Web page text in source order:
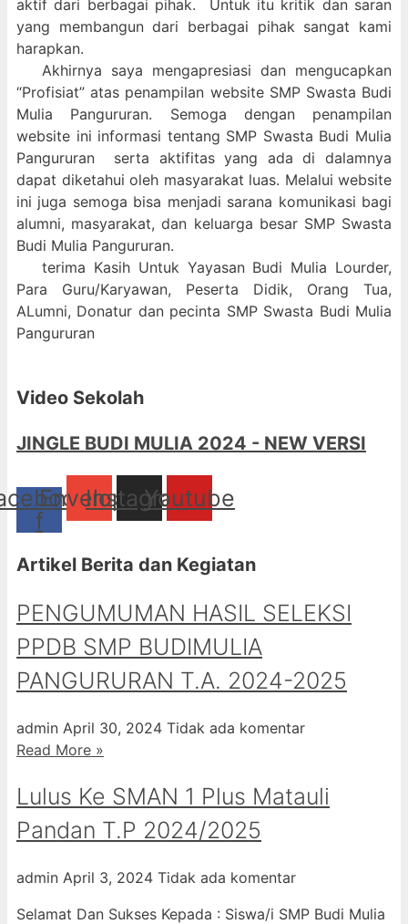
aktif dari berbagai pihak. Untuk itu kritik dan saran
yang membangun dari berbagai pihak sangat kami
harapkan.
Akhirnya saya mengapresiasi dan mengucapkan
“Profisiat” atas penampilan website SMP Swasta Budi
Mulia Pangururan. Semoga dengan penampilan
website ini informasi tentang SMP Swasta Budi Mulia
Pangururan serta aktifitas yang ada di dalamnya
dapat diketahui oleh masyarakat luas. Melalui website
ini juga semoga bisa menjadi sarana komunikasi bagi
alumni, masyarakat, dan keluarga besar SMP Swasta
Budi Mulia Pangururan.
terima Kasih Untuk Yayasan Budi Mulia Lourder,
Para Guru/Karyawan, Peserta Didik, Orang Tua,
ALumni, Donatur dan pecinta SMP Swasta Budi Mulia
Pangururan
Video Sekolah
JINGLE BUDI MULIA 2024 - NEW VERSI
f
Envelope
Instagram
Youtube
Artikel Berita dan Kegiatan
PENGUMUMAN HASIL SELEKSI
PPDB SMP BUDIMULIA
PANGURURAN T.A. 2024-2025
admin April 30, 2024 Tidak ada komentar
Read More »
Lulus Ke SMAN 1 Plus Matauli
Pandan T.P 2024/2025
admin April 3, 2024 Tidak ada komentar
Selamat Dan Sukses Kepada : Siswa/i SMP Budi Mulia